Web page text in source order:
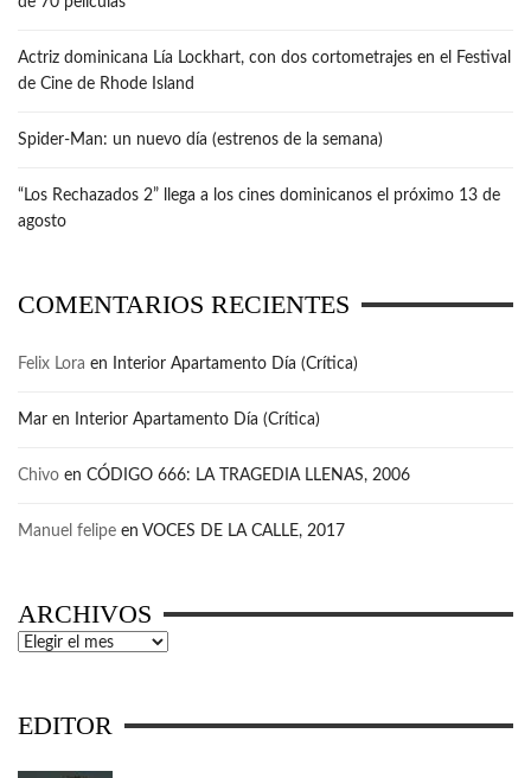
Actriz dominicana Lía Lockhart, con dos cortometrajes en el Festival
de Cine de Rhode Island
Spider-Man: un nuevo día (estrenos de la semana)
“Los Rechazados 2” llega a los cines dominicanos el próximo 13 de
agosto
COMENTARIOS RECIENTES
Felix Lora en Interior Apartamento Día (Crítica)
Mar en Interior Apartamento Día (Crítica)
Chivo en CÓDIGO 666: LA TRAGEDIA LLENAS, 2006
Manuel felipe en VOCES DE LA CALLE, 2017
ARCHIVOS
Archivos
EDITOR